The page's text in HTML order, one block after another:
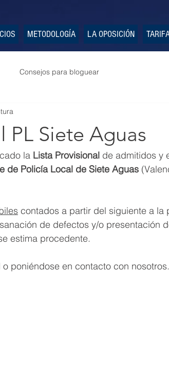
METODOLOGÍA LA OPOSICIÓN
Consejos para bloguear
PL Siete Aguas
la Lista Provisional de admitidos y
de Policía Local de Siete Aguas
contados a partir del siguiente a la
de defectos y/o presentación
estima procedente.
poniéndose en contacto con nosotros.